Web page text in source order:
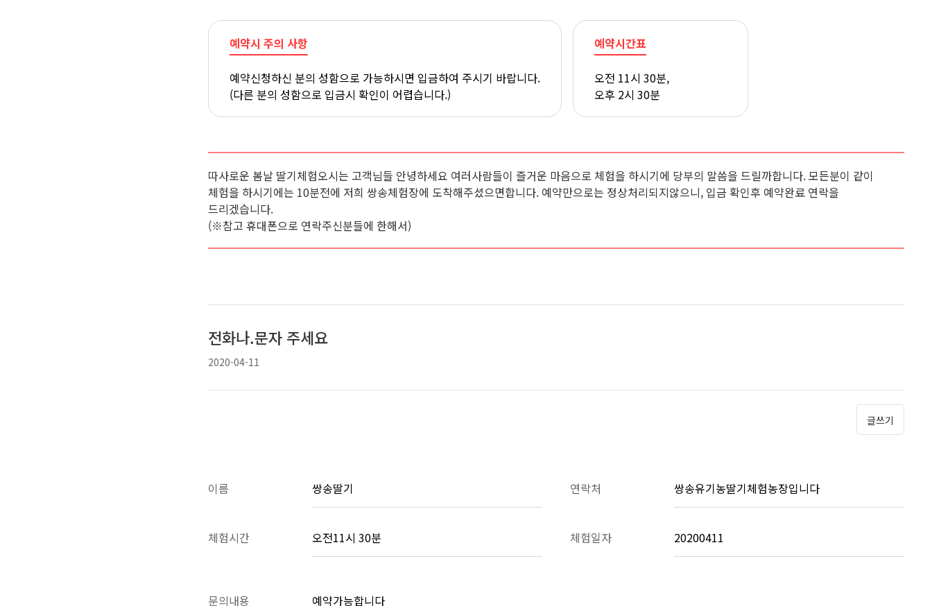
예약시 주의 사항
예약신청하신 분의 성함으로 가능하시면 입금하여 주시기 바랍니다.
(다른 분의 성함으로 입금시 확인이 어렵습니다.)
예약시간표
오전 11시 30분,
오후 2시 30분
따사로운 봄날 딸기체험오시는 고객님들 안녕하세요 여러사람들이 즐거운 마음으로 체험을 하시기에 당부의 말씀을 드릴까합니다. 모든분이 같이
체험을 하시기에는 10분전에 저희 쌍송체험장에 도착해주셨으면합니다. 예약만으로는 정상처리되지않으니, 입금 확인후 예약완료 연락을
드리겠습니다.
(※참고 휴대폰으로 연락주신분들에 한해서)
전화나.문자 주세요
2020-04-11
글쓰기
이름 쌍송딸기 연락처 쌍송유기농딸기체험농장입니다
체험시간 오전11시 30분 체험일자 20200411
문의내용 예약가능합니다